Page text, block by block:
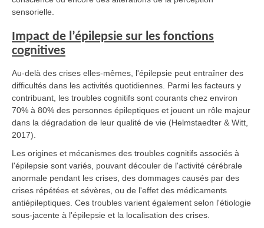
sensorielle.
Impact de l’épilepsie sur les fonctions
cognitives
Au-delà des crises elles-mêmes, l'épilepsie peut entraîner des
difficultés dans les activités quotidiennes. Parmi les facteurs y
contribuant, les troubles cognitifs sont courants chez environ
70% à 80% des personnes épileptiques et jouent un rôle majeur
dans la dégradation de leur qualité de vie (Helmstaedter & Witt,
2017).
Les origines et mécanismes des troubles cognitifs associés à
l'épilepsie sont variés, pouvant découler de l'activité cérébrale
anormale pendant les crises, des dommages causés par des
crises répétées et sévères, ou de l'effet des médicaments
antiépileptiques. Ces troubles varient également selon l'étiologie
sous-jacente à l'épilepsie et la localisation des crises.